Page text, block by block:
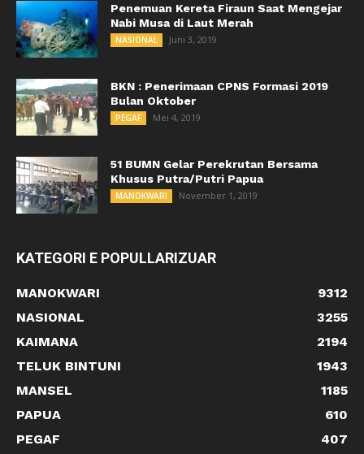
Penemuan Kereta Firaun Saat Mengejar
Nabi Musa di Laut Merah
NASIONAL Juni 3, 2019
BKN : Penerimaan CPNS Formasi 2019
Bulan Oktober
PEGAF Mei 4, 2019
51 BUMN Gelar Perekrutan Bersama
Khusus Putra/Putri Papua
MANOKWARI November 1, 2019
KATEGORI E POPULLARIZUAR
MANOKWARI
9312
NASIONAL
3255
KAIMANA
2194
TELUK BINTUNI
1943
MANSEL
1185
PAPUA
610
PEGAF
407